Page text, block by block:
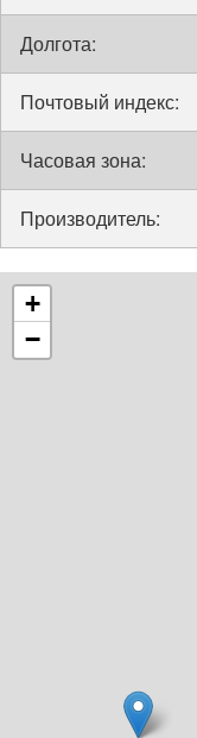
Долгота:
Почтовый индекс:
Часовая зона:
Производитель:
+
−